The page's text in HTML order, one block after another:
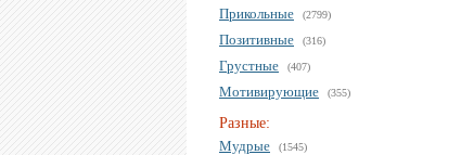
Прикольные
(2799)
Позитивные (316)
Грустные (407)
Мотивирующие (355)
Разные:
Мудрые
(1545)